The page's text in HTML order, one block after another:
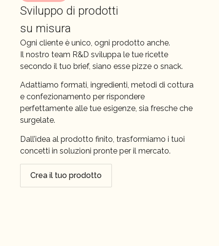
Sviluppo di prodotti
su misura
Ogni cliente è unico, ogni prodotto anche.
Il nostro team R&D sviluppa le tue ricette
secondo il tuo brief, siano esse pizze o snack.
Adattiamo formati, ingredienti, metodi di cottura
e confezionamento per rispondere
perfettamente alle tue esigenze, sia fresche che
surgelate.
Dall’idea al prodotto finito, trasformiamo i tuoi
concetti in soluzioni pronte per il mercato.
Crea il tuo prodotto